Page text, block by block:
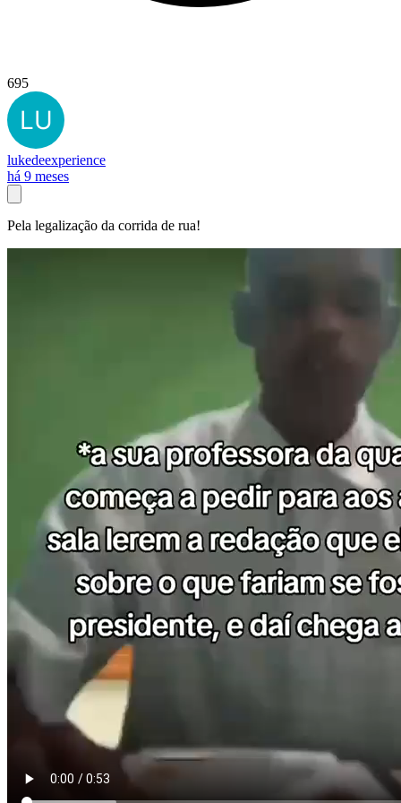
695
lukedeexperience
há 9 meses
Pela legalização da corrida de rua!